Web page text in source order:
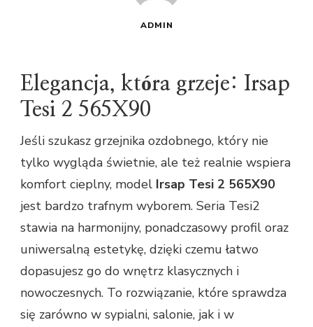
ADMIN
Elegancja, która grzeje: Irsap
Tesi 2 565X90
Jeśli szukasz grzejnika ozdobnego, który nie
tylko wygląda świetnie, ale też realnie wspiera
komfort cieplny, model Irsap Tesi 2 565X90
jest bardzo trafnym wyborem. Seria Tesi2
stawia na harmonijny, ponadczasowy profil oraz
uniwersalną estetykę, dzięki czemu łatwo
dopasujesz go do wnętrz klasycznych i
nowoczesnych. To rozwiązanie, które sprawdza
się zarówno w sypialni, salonie, jak i w